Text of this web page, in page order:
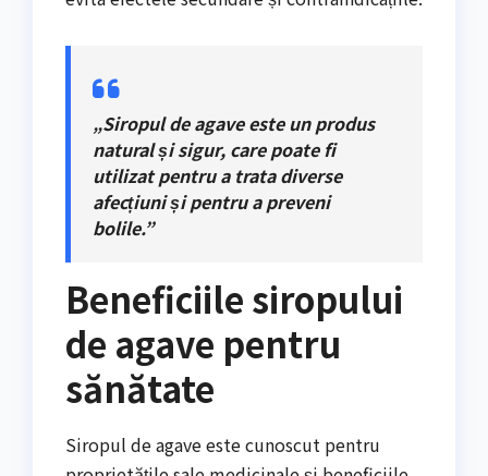
„Siropul de agave este un produs
natural și sigur, care poate fi
utilizat pentru a trata diverse
afecțiuni și pentru a preveni
bolile.”
Beneficiile siropului
de agave pentru
sănătate
Siropul de agave este cunoscut pentru